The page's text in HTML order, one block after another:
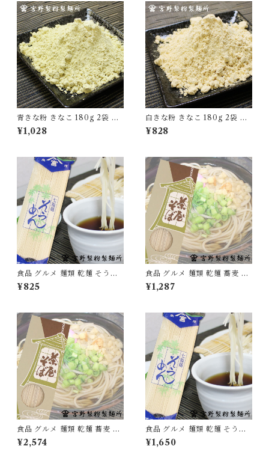
青きな粉 きなこ 180g 2袋 国
産 無添加 大豆 自家製粉 食品
グルメ 粉物 [myn-aknk-02]
¥1,028
白きな粉 きなこ 180g 2袋 国
産 無添加 大豆 自家製粉 食品
グルメ 粉物 [myn-sknk-02]
¥828
食品 グルメ 麺類 乾麺 そうめ
ん 素麺 1袋250g×3袋 国産 愛
媛県産 無添加 [myn-sm-03]
¥825
食品 グルメ 麺類 乾麺 蕎麦 そ
ば 日本蕎麦 茶屋そば 1箱270g
×3箱 国産 無添加 [myn-chsb
¥1,287
食品 グルメ 麺類 乾麺 蕎麦 そ
ば 日本蕎麦 茶屋そば 1箱270g
×6箱 国産 無添加 [myn-chsb
¥2,574
食品 グルメ 麺類 乾麺 そうめ
ん 素麺 1袋250g×6袋 国産 愛
媛県産 無添加 [myn-sm-06]
¥1,650